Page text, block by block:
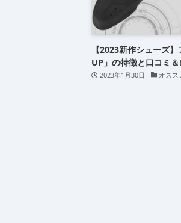
【2023新作シューズ
UP」の特徴と口コミ
2023年1月30日 オスス